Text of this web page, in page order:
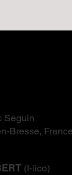
Seguin
Bresse,
(I-lico)